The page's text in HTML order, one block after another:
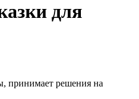
для
принимает решения на